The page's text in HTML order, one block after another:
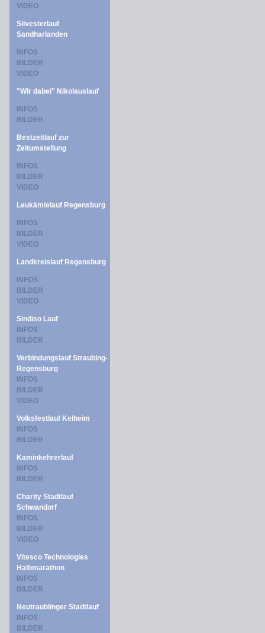
VIDEO
Silvesterlauf
Sandharlanden
INFOS
BILDER
VIDEO
"Wir dabei" Nikolauslauf
INFOS
BILDER
Bestzeitlauf zur
Zeitumstellung
INFOS
BILDER
VIDEO
Leukämielauf Regensburg
INFOS
BILDER
VIDEO
Landkreislauf Regensburg
INFOS
BILDER
VIDEO
Sindiso Lauf
INFOS
BILDER
Verbindungslauf Straubing-
Regensburg
INFOS
BILDER
VIDEO
Volksfestlauf Kelheim
INFOS
BILDER
Kaminkehrerlauf
INFOS
BILDER
Charity Stadtlauf
Schwandorf
INFOS
BILDER
VIDEO
Vitesco Technologies
Halbmarathon
INFOS
BILDER
Neutraublinger Stadtlauf
INFOS
BILDER